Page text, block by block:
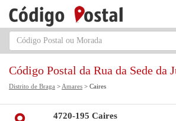
Código Postal da Rua da Sede da
Distrito de Braga > Amares > Caires
4720-195 Caires